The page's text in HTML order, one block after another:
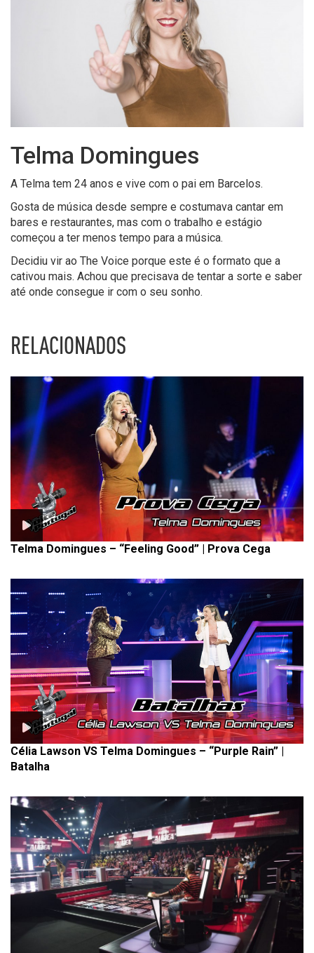
Telma Domingues
A Telma tem 24 anos e vive com o pai em Barcelos.
Gosta de música desde sempre e costumava cantar em
bares e restaurantes, mas com o trabalho e estágio
começou a ter menos tempo para a música.
Decidiu vir ao The Voice porque este é o formato que a
cativou mais. Achou que precisava de tentar a sorte e saber
até onde consegue ir com o seu sonho.
RELACIONADOS
Telma Domingues – “Feeling Good” | Prova Cega
Célia Lawson VS Telma Domingues – “Purple Rain” |
Batalha